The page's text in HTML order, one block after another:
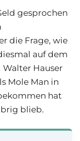
gesprochen
die Frage, wie
auf dem
Walter Hauser
Mole Man in
hat
blieb.